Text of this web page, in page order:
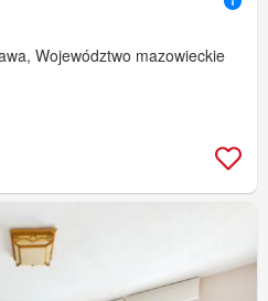
Województwo mazowieckie